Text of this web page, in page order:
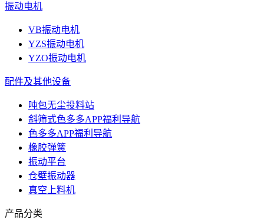
振动电机
VB振动电机
YZS振动电机
YZO振动电机
配件及其他设备
吨包无尘投料站
斜筛式色多多APP福利导航
色多多APP福利导航
橡胶弹簧
振动平台
仓壁振动器
真空上料机
产品分类